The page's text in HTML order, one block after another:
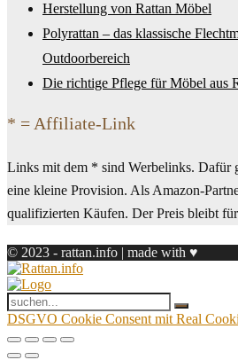
Herstellung von Rattan Möbel
Polyrattan – das klassische
Outdoorbereich
Die richtige Pflege für Möbel aus
* = Affiliate-Link
Links mit dem * sind Werbelinks. Dafür
eine kleine Provision. Als Amazon-
qualifizierten Käufen. Der Preis bleibt
© 2023 - rattan.info | made with ♥
DSGVO Cookie Consent mit Real